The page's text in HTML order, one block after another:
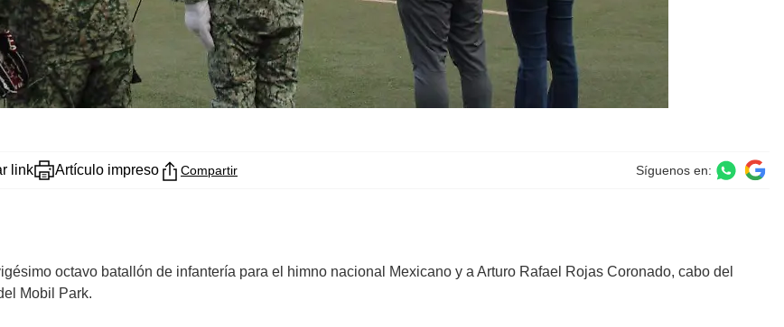
link Artículo impreso Compartir Síguenos en:
octavo batallón de infantería para el himno nacional Mexicano y a Arturo Rafael Rojas Coronado, cabo del
Mobil Park.